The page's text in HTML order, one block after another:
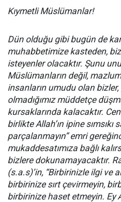
Kıymetli Müslümanlar!
Dün olduğu gibi bugün de
muhabbetimize kasteden,
isteyenler olacaktır. Şunu
Müslümanların değil,
insanların umudu olan
olmadığımız müddetçe
kursaklarında kalacaktır.
birlikte Allah’ın ipine sımsıkı
parçalanmayın” emri
mukaddesatımıza bağlı
bizlere dokunamayacaktır.
(s.a.s)’in, “Birbirinizle ilgi ve
birbirinize sırt çevirmeyin,
birbirinize haset etmeyin. Ey